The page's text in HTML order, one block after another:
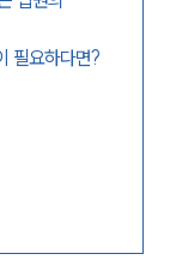
필요하다면?